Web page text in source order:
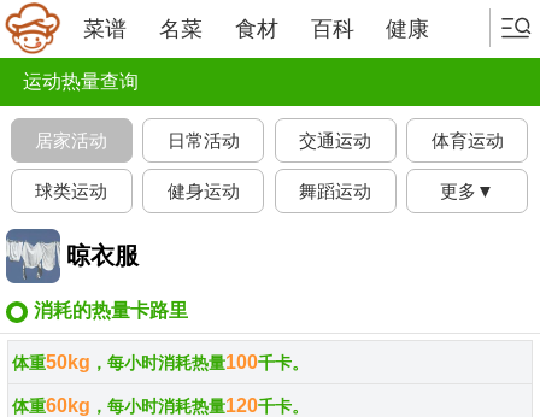
菜谱 名菜 食材 百科 健康
运动热量查询
居家活动 日常活动 交通运动 体育运动
球类运动 健身运动 舞蹈运动 更多▼
晾衣服
消耗的热量卡路里
体重50kg ，每小时消耗热量100千卡。
体重60kg ，每小时消耗热量120千卡。